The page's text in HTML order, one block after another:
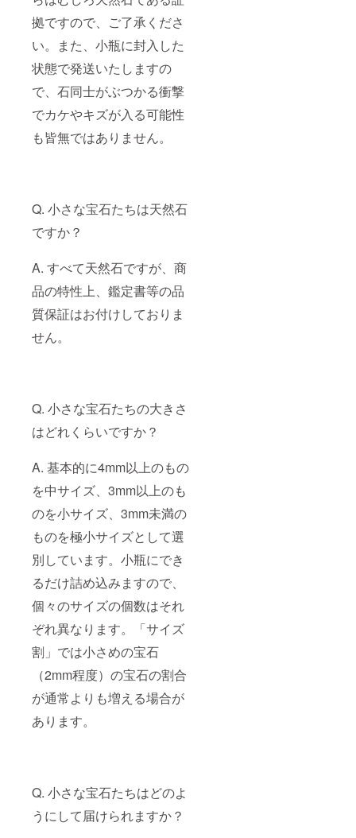
拠ですので、ご了承くださ
い。また、小瓶に封入した
状態で発送いたしますの
で、石同士がぶつかる衝撃
でカケやキズが入る可能性
も皆無ではありません。
Q. 小さな宝石たちは天然石
ですか？
A. すべて天然石ですが、商
品の特性上、鑑定書等の品
質保証はお付けしておりま
せん。
Q. 小さな宝石たちの大きさ
はどれくらいですか？
A. 基本的に4mm以上のもの
を中サイズ、3mm以上のも
のを小サイズ、3mm未満の
ものを極小サイズとして選
別しています。小瓶にでき
るだけ詰め込みますので、
個々のサイズの個数はそれ
ぞれ異なります。「サイズ
割」では小さめの宝石
（2mm程度）の宝石の割合
が通常よりも増える場合が
あります。
Q. 小さな宝石たちはどのよ
うにして届けられますか？